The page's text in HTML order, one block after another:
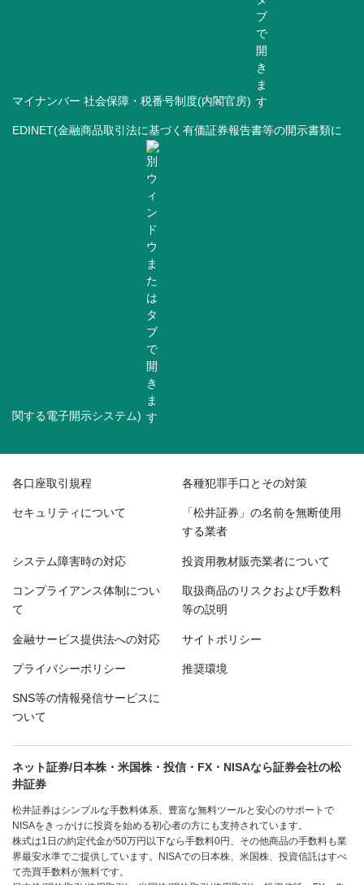
マイナンバー 社会保障・税番号制度(内閣官房)
EDINET(金融商品取引法に基づく有価証券報告書等の開示書類に
関する電子開示システム)
各口座取引規程 各種犯罪手口とその対策
セキュリティについて 「松井証券」の名前を無断使用
する業者
システム障害時の対応 投資用教材販売業者について
コンプライアンス体制につい
て
取扱商品のリスクおよび手数料
等の説明
金融サービス提供法への対応 サイトポリシー
プライバシーポリシー 推奨環境
SNS等の情報発信サービスに
ついて
ネット証券/日本株・米国株・投信・FX・NISAなら証券会社の松
井証券
松井証券はシンプルな手数料体系、豊富な無料ツールと安心のサポートで
NISAをきっかけに投資を始める初心者の方にも支持されています。
株式は1日の約定代金が50万円以下なら手数料0円、その他商品の手数料も業
界最安水準でご提供しています。NISAでの日本株、米国株、投資信託はすべ
て売買手数料が無料です。